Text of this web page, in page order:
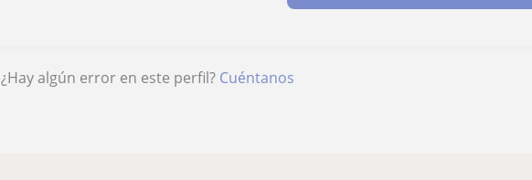
¿Hay algún error en este perfil? Cuéntanos